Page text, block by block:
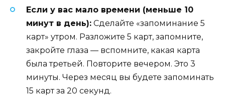
Если у вас мало времени (меньше 10
минут в день): Сделайте «запоминание 5
карт» утром. Разложите 5 карт, запомните,
закройте глаза — вспомните, какая карта
была третьей. Повторите вечером. Это 3
минуты. Через месяц вы будете запоминать
15 карт за 20 секунд.